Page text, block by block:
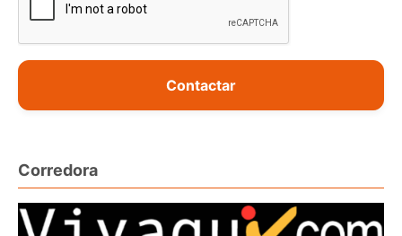
Contactar
Corredora